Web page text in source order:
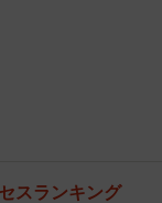
スランキング